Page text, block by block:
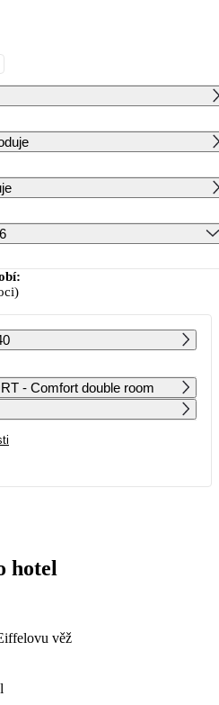
2026
ČT PÁ SO NE
25 039
- Comfort double room
hotel
věž